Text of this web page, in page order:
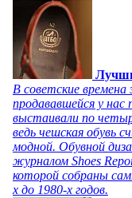
В советские времена
продававшейся у нас
выстаивали по
ведь чешская обувь
модной. Обувной
журналом Shoes
которой собраны
х до 1980-х годов.